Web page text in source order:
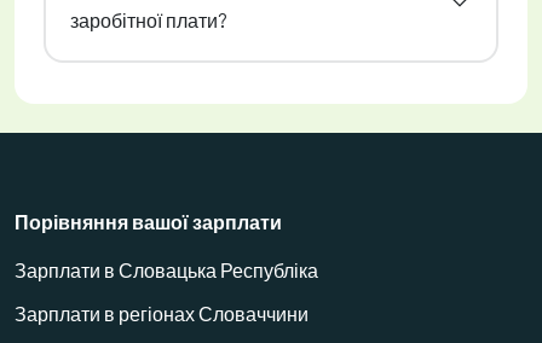
заробітної плати?
Порівняння вашої зарплати
Зарплати в Словацька Республіка
Зарплати в регіонах Словаччини